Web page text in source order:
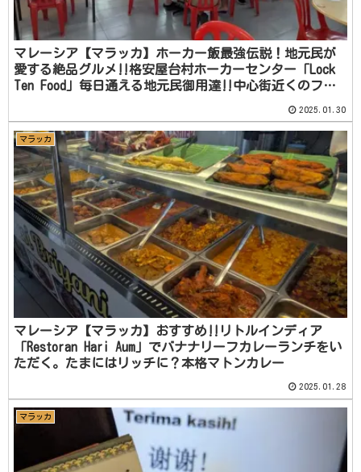
マレーシア【マラッカ】ホーカー飯最強伝説！地元民が
愛する絶品グルメ‼️格安屋台村ホーカーセンター「Lock
Ten Food」毎日通える地元民御用達‼️中心街近くのフー
2025.01.30
マラッカ
マレーシア【マラッカ】おすすめ‼️リトルインディア
「Restoran Hari Aum」でバナナリーフカレーランチをい
ただく。たまにはリッチに？本格マトンカレー
2025.01.28
マラッカ